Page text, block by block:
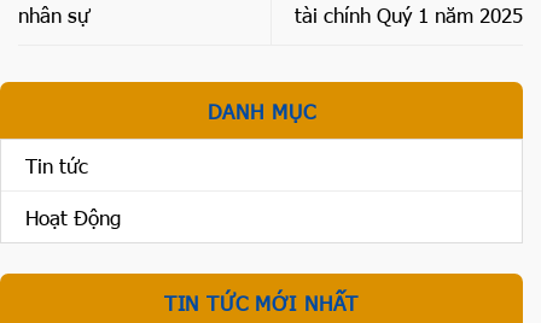
nhân sự
tài chính Quý 1 năm 2025
DANH MỤC
Tin tức
Hoạt Động
TIN TỨC MỚI NHẤT